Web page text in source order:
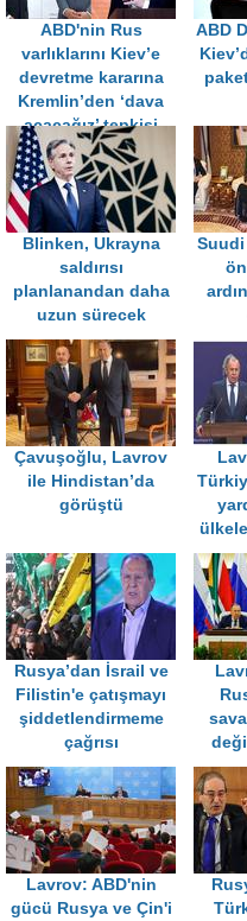
ABD'nin Rus
varlıklarını Kiev’e
devretme kararına
Kremlin’den ‘dava
açacağız’ tepkisi
ABD
Blinken, Ukrayna
saldırısı
planlanandan daha
uzun sürecek
Suudi
Çavuşoğlu, Lavrov
ile Hindistan’da
görüştü
Rusya’dan İsrail ve
Filistin'e çatışmayı
şiddetlendirmeme
çağrısı
Lavrov: ABD'nin
gücü Rusya ve Çin'i